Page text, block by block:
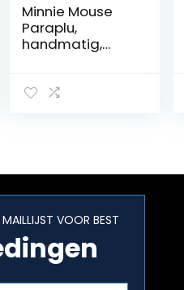
Minnie Mouse
Paraplu,
handmatig,
Transparant, 0,
VOOR BEST